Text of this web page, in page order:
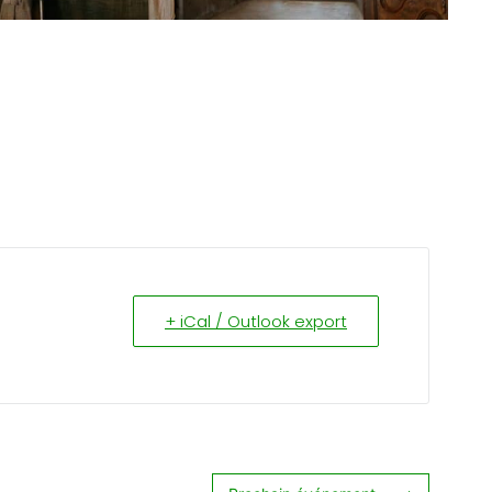
+ iCal / Outlook export